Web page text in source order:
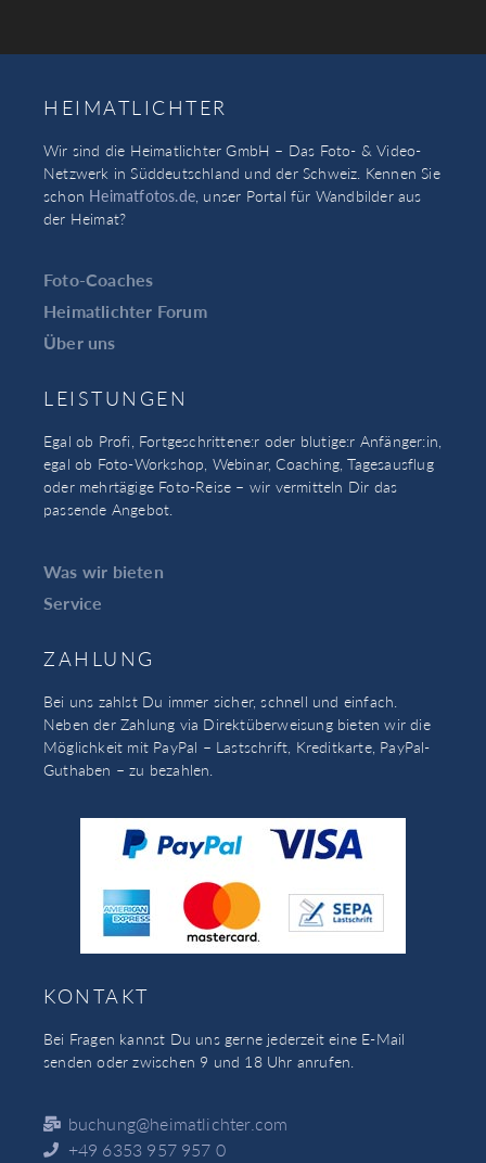
HEIMATLICHTER
Wir sind die Heimatlichter GmbH – Das Foto- & Video-
Netzwerk in Süddeutschland und der Schweiz. Kennen Sie
schon Heimatfotos.de, unser Portal für Wandbilder aus
der Heimat?
Foto-Coaches
Heimatlichter Forum
Über uns
LEISTUNGEN
Egal ob Profi, Fortgeschrittene:r oder blutige:r Anfänger:in,
egal ob Foto-Workshop, Webinar, Coaching, Tagesausflug
oder mehrtägige Foto-Reise – wir vermitteln Dir das
passende Angebot.
Was wir bieten
Service
ZAHLUNG
Bei uns zahlst Du immer sicher, schnell und einfach.
Neben der Zahlung via Direktüberweisung bieten wir die
Möglichkeit mit PayPal – Lastschrift, Kreditkarte, PayPal-
Guthaben – zu bezahlen.
KONTAKT
Bei Fragen kannst Du uns gerne jederzeit eine E-Mail
senden oder zwischen 9 und 18 Uhr anrufen.
buchung@heimatlichter.com
+49 6353 957 957 0